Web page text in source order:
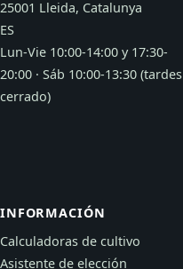
25001 Lleida, Catalunya
ES
Lun-Vie 10:00-14:00 y 17:30-
20:00 · Sáb 10:00-13:30 (tardes
cerrado)
INFORMACIÓN
Calculadoras de cultivo
Asistente de elección